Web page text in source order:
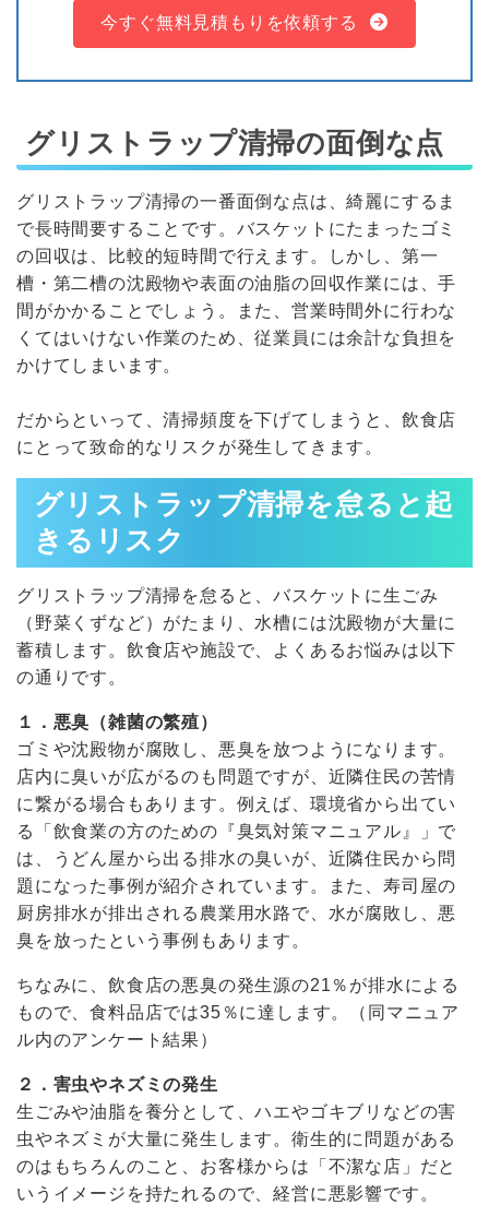
今すぐ無料見積もりを依頼する
グリストラップ清掃の面倒な点
グリストラップ清掃の一番面倒な点は、綺麗にするま
で長時間要することです。バスケットにたまったゴミ
の回収は、比較的短時間で行えます。しかし、第一
槽・第二槽の沈殿物や表面の油脂の回収作業には、手
間がかかることでしょう。また、営業時間外に行わな
くてはいけない作業のため、従業員には余計な負担を
かけてしまいます。
だからといって、清掃頻度を下げてしまうと、飲食店
にとって致命的なリスクが発生してきます。
グリストラップ清掃を怠ると起
きるリスク
グリストラップ清掃を怠ると、バスケットに生ごみ
（野菜くずなど）がたまり、水槽には沈殿物が大量に
蓄積します。飲食店や施設で、よくあるお悩みは以下
の通りです。
１．悪臭（雑菌の繁殖）
ゴミや沈殿物が腐敗し、悪臭を放つようになります。
店内に臭いが広がるのも問題ですが、近隣住民の苦情
に繋がる場合もあります。例えば、環境省から出てい
る「飲食業の方のための『臭気対策マニュアル』」で
は、うどん屋から出る排水の臭いが、近隣住民から問
題になった事例が紹介されています。また、寿司屋の
厨房排水が排出される農業用水路で、水が腐敗し、悪
臭を放ったという事例もあります。
ちなみに、飲食店の悪臭の発生源の21％が排水による
もので、食料品店では35％に達します。（同マニュア
ル内のアンケート結果）
２．害虫やネズミの発生
生ごみや油脂を養分として、ハエやゴキブリなどの害
虫やネズミが大量に発生します。衛生的に問題がある
のはもちろんのこと、お客様からは「不潔な店」だと
いうイメージを持たれるので、経営に悪影響です。